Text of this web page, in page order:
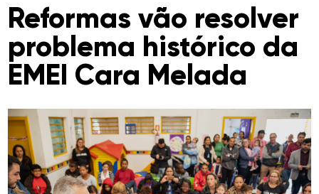
Reformas vão resolver
problema histórico da
EMEI Cara Melada